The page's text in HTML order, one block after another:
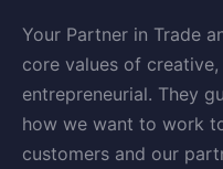
Your Partner in Trade
core values of
entrepreneurial. They
how we want to work
customers and our